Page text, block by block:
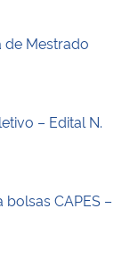
de Mestrado
– Edital N.
CAPES –